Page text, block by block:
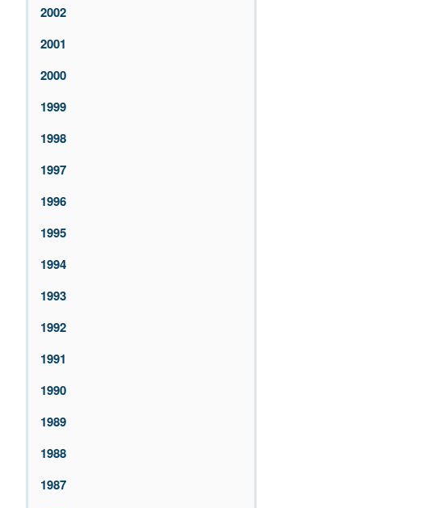
2002
2001
2000
1999
1998
1997
1996
1995
1994
1993
1992
1991
1990
1989
1988
1987